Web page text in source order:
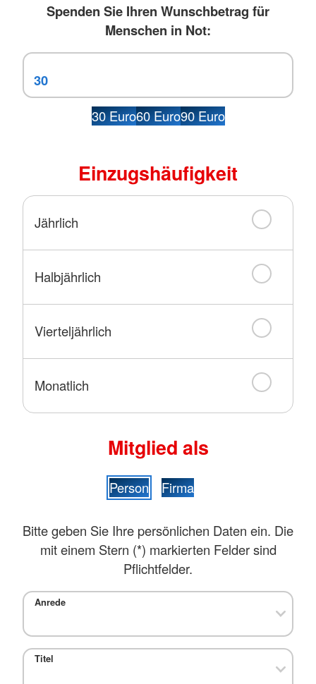
Spenden Sie Ihren Wunschbetrag für
Menschen in Not:
30 Euro60 Euro90 Euro
Einzugshäufigkeit
Jährlich
Halbjährlich
Vierteljährlich
Monatlich
Mitglied als
Person Firma
Bitte geben Sie Ihre persönlichen Daten ein. Die
mit einem Stern (*) markierten Felder sind
Pflichtfelder.
Anrede
Titel